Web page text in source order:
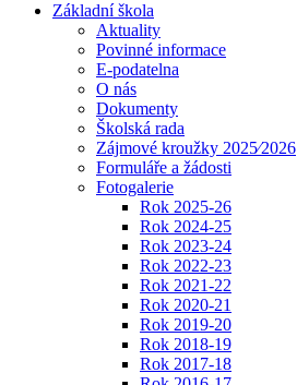
Základní škola
Aktuality
Povinné informace
E-podatelna
O nás
Dokumenty
Školská rada
Zájmové kroužky 2025⁄2026
Formuláře a žádosti
Fotogalerie
Rok 2025-26
Rok 2024-25
Rok 2023-24
Rok 2022-23
Rok 2021-22
Rok 2020-21
Rok 2019-20
Rok 2018-19
Rok 2017-18